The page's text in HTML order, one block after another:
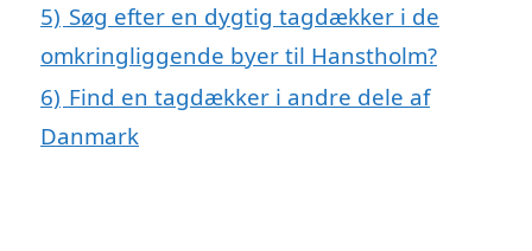
5) Søg efter en dygtig tagdækker i de
omkringliggende byer til Hanstholm?
6) Find en tagdækker i andre dele af
Danmark